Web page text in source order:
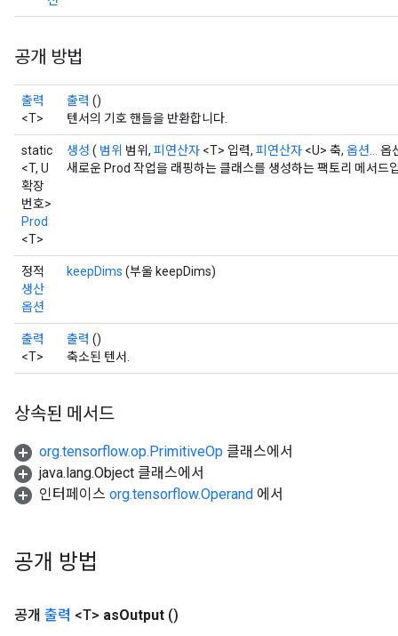
공개 방법
출력
<T>
출력 ()
텐서의 기호 핸들을 반환합니다.
static
<T, U
확장
번호>
Prod
<T>
생성 ( 범위 범위, 피연산자 <T> 입력, 피연산자 <U> 축, 옵션...
옵
새로운 Prod 작업을 래핑하는 클래스를 생성하는 팩토리 메서드
정적
생산
옵션
keepDims (부울 keepDims)
출력
<T>
출력 ()
축소된 텐서.
상속된 메서드
org.tensorflow.op.PrimitiveOp 클래스에서
java.lang.Object 클래스에서
인터페이스 org.tensorflow.Operand 에서
공개 방법
공개 출력 <T> asOutput ()